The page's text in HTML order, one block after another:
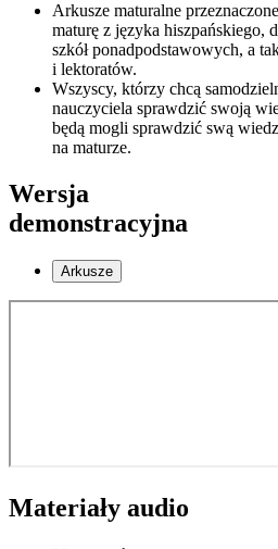
Arkusze maturalne
maturę z języka hiszpańskiego,
szkół ponadpodstawowych, a
i lektoratów.
Wszyscy, którzy chcą
nauczyciela sprawdzić swoją
będą mogli sprawdzić swą
na maturze.
Wersja
demonstracyjna
Arkusze
Materiały audio